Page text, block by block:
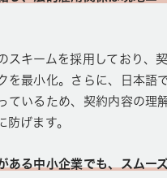
スキームを採用しており、
を最小化。さらに、日本語
ているため、契約内容の理
防げます。
ある中小企業でも、スムー